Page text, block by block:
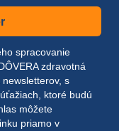
spracovanie
zdravotná
s
ktoré budú
môžete
priamo v